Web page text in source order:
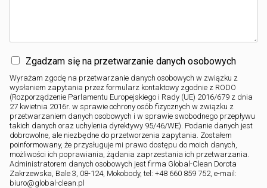
Zgadzam się na przetwarzanie danych osobowych
Wyrażam zgodę na przetwarzanie danych osobowych w związku z
wysłaniem zapytania przez formularz kontaktowy zgodnie z RODO
(Rozporządzenie Parlamentu Europejskiego i Rady (UE) 2016/679 z dnia
27 kwietnia 2016r. w sprawie ochrony osób fizycznych w związku z
przetwarzaniem danych osobowych i w sprawie swobodnego przepływu
takich danych oraz uchylenia dyrektywy 95/46/WE). Podanie danych jest
dobrowolne, ale niezbędne do przetworzenia zapytania. Zostałem
poinformowany, że przysługuje mi prawo dostępu do moich danych,
możliwości ich poprawiania, żądania zaprzestania ich przetwarzania.
Administratorem danych osobowych jest firma Global-Clean Dorota
Zakrzewska, Bale 3, 08-124, Mokobody, tel: +48 660 859 752, e-mail:
biuro@global-clean.pl